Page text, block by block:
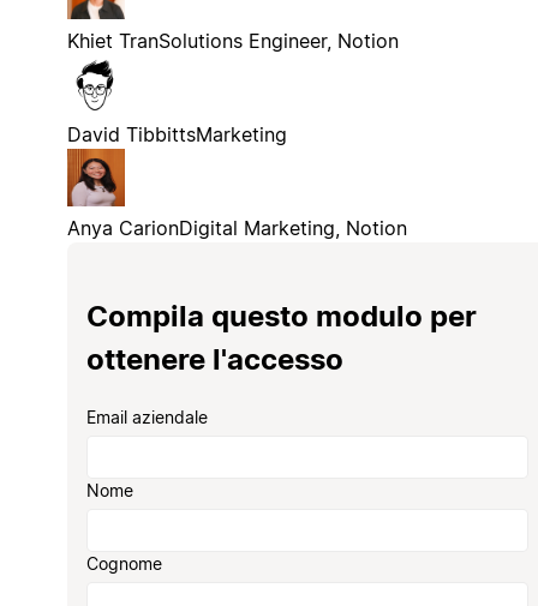
Khiet TranSolutions Engineer, Notion
David TibbittsMarketing
Anya CarionDigital Marketing, Notion
Compila questo modulo per
ottenere l'accesso
Email aziendale
Nome
Cognome